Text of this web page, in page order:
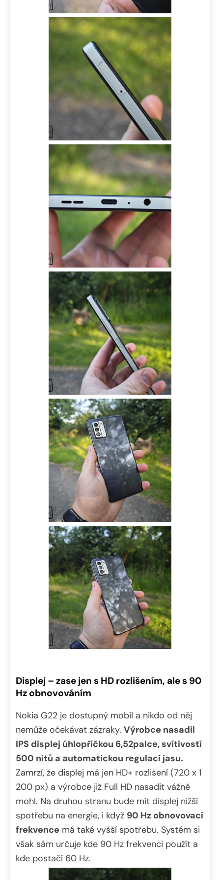
Displej – zase jen s HD rozlišením, ale s 90
Hz obnovováním
Nokia G22 je dostupný mobil a nikdo od něj
nemůže očekávat zázraky. Výrobce nasadil
IPS displej úhlopříčkou 6,52palce, svítivostí
500 nitů a automatickou regulací jasu.
Zamrzí, že displej má jen HD+ rozlišení (720 x 1
200 px) a výrobce již Full HD nasadit vážně
mohl. Na druhou stranu bude mít displej nižší
spotřebu na energie, i když 90 Hz obnovovací
frekvence má také vyšší spotřebu. Systém si
však sám určuje kde 90 Hz frekvenci použít a
kde postačí 60 Hz.